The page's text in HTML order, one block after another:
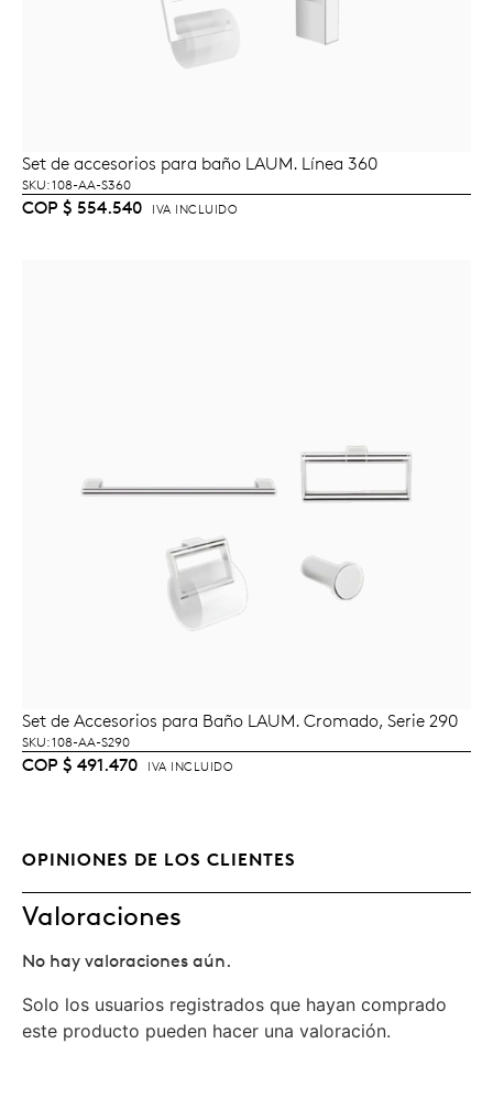
LEER MÁS
Set de accesorios para baño LAUM. Línea 360
SKU: 108-AA-S360
COP $ 554.540 IVA INCLUIDO
AÑADIR AL CARRITO
Set de Accesorios para Baño LAUM. Cromado, Serie 290
SKU: 108-AA-S290
COP $ 491.470 IVA INCLUIDO
OPINIONES DE LOS CLIENTES
Valoraciones
No hay valoraciones aún.
Solo los usuarios registrados que hayan comprado
este producto pueden hacer una valoración.